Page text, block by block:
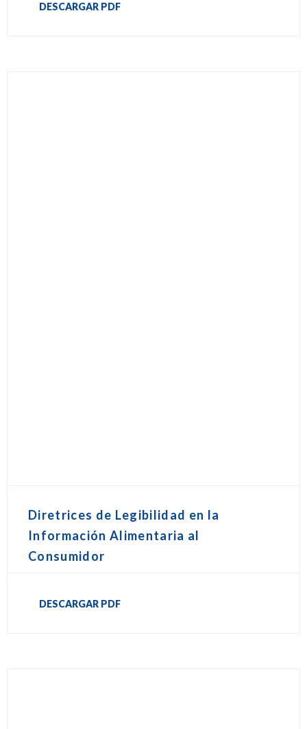
DESCARGAR PDF
Diretrices de Legibilidad en la
Información Alimentaria al
Consumidor
DESCARGAR PDF